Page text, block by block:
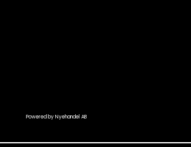
Powered by Nyehandel AB